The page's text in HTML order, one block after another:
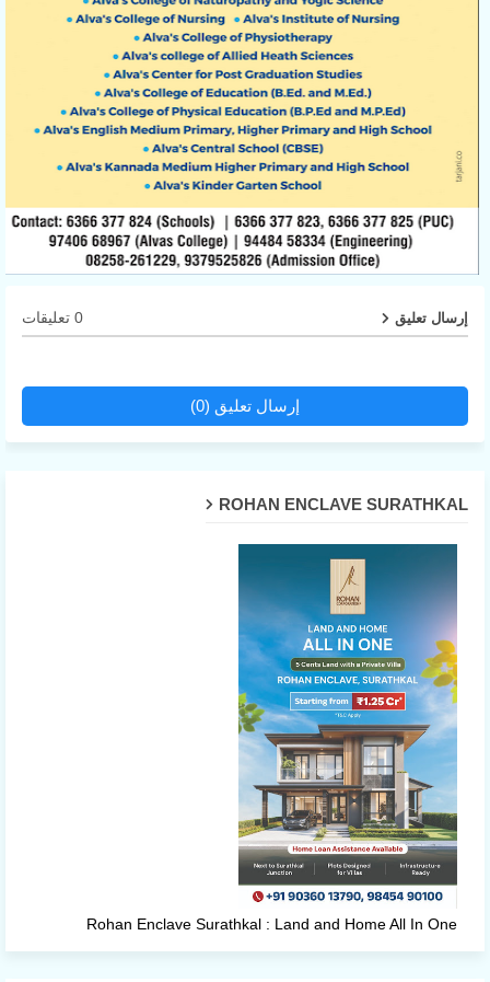
إرسال تعليق 0 تعليقات
إرسال تعليق (0)
ROHAN ENCLAVE SURATHKAL
Rohan Enclave Surathkal : Land and Home All In One